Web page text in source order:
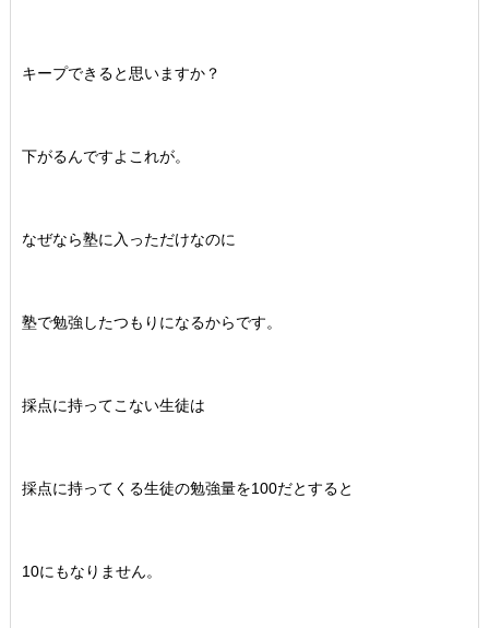
キープできると思いますか？
下がるんですよこれが。
なぜなら塾に入っただけなのに
塾で勉強したつもりになるからです。
採点に持ってこない生徒は
採点に持ってくる生徒の勉強量を100だとすると
10にもなりません。